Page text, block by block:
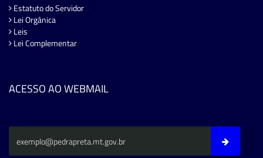
Estatuto do Servidor
Lei Orgânica
Leis
Lei Complementar
ACESSO AO WEBMAIL